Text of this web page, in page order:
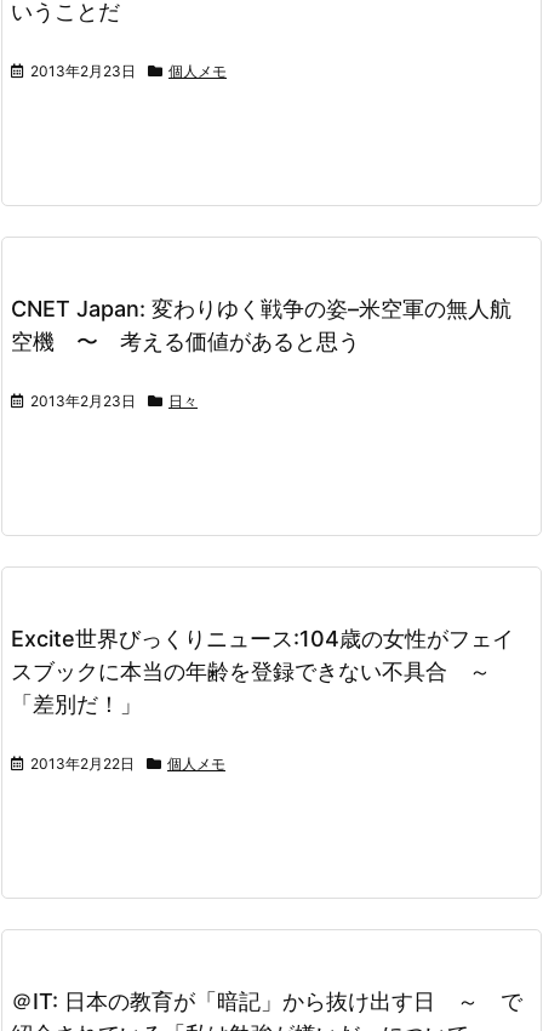
いうことだ
2013年2月23日 個人メモ
CNET Japan: 変わりゆく戦争の姿–米空軍の無人航
空機 〜 考える価値があると思う
2013年2月23日 日々
Excite世界びっくりニュース:104歳の女性がフェイ
スブックに本当の年齢を登録できない不具合 ～
「差別だ！」
2013年2月22日 個人メモ
＠IT: 日本の教育が「暗記」から抜け出す日 ～ で